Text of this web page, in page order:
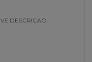
DESCRICAO..